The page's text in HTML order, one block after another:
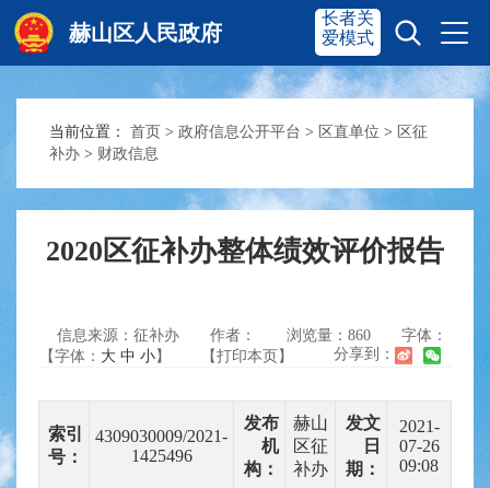
赫山区人民政府
赫山首页 奋进赫山
长者关
爱模式
当前位置： 首页 > 政府信息公开平台 > 区直单位 > 区征
补办 > 财政信息
2020区征补办整体绩效评价报告
信息来源：征补办 作者： 浏览量： 860
字体：
【字体： 大 中 小】 【打印本页】 分享到：
索引
号：
4309030009/2021-
1425496
发布
机
构：
赫山
区征
补办
发文
日
期：
2021-
07-26
09:08